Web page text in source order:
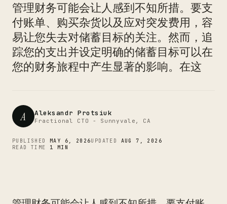
管理财务可能会让人感到不知所措。要支
付账单、购买杂货以及应对突发费用，容
易让您失去对储蓄目标的关注。然而，追
踪您的支出并设定明确的储蓄目标可以在
您的财务旅程中产生显著的影响。在这
A Aleksandr Protsiuk
Fractional CTO - Sunnyvale, CA
PUBLISHED MAY 6, 2026UPDATED AUG 7, 2026
READ TIME 1 MIN